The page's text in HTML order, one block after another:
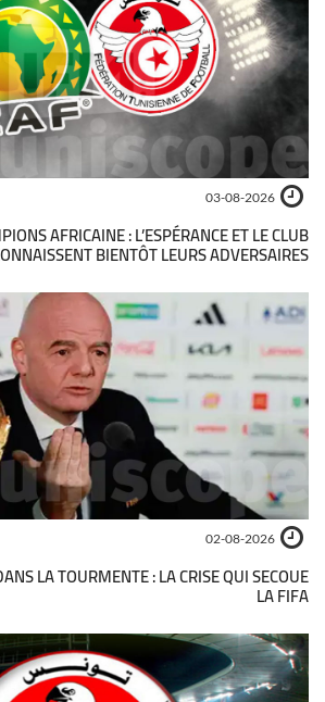
03-08-2026
AFRICAINE : L’ESPÉRANCE ET LE CLUB
BIENTÔT LEURS ADVERSAIRES
02-08-2026
LA TOURMENTE : LA CRISE QUI SECOUE
LA FIFA